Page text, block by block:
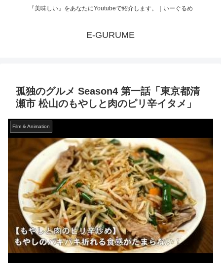
『美味しい』をあなたにYoutubeで紹介します。｜いーぐるめ
E-GURUME
孤独のグルメ Season4 第一話「東京都清
瀬市 松山のもやしと肉のピリ辛イタメ」
Film & Animation